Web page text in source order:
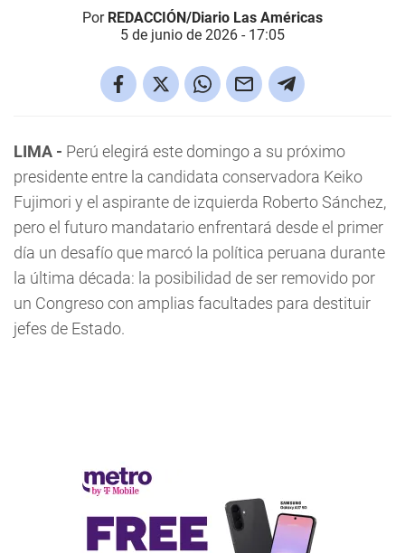
Por REDACCIÓN/Diario Las Américas
5 de junio de 2026 - 17:05
LIMA - Perú elegirá este domingo a su próximo
presidente entre la candidata conservadora Keiko
Fujimori y el aspirante de izquierda Roberto Sánchez,
pero el futuro mandatario enfrentará desde el primer
día un desafío que marcó la política peruana durante
la última década: la posibilidad de ser removido por
un Congreso con amplias facultades para destituir
jefes de Estado.